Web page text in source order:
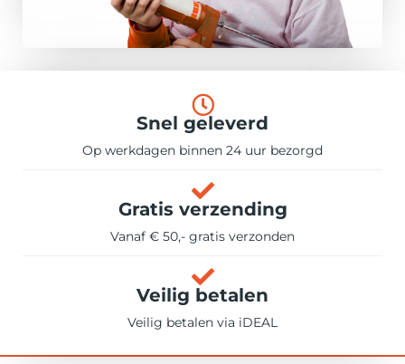
Snel geleverd
Op werkdagen binnen 24 uur bezorgd
Gratis verzending
Vanaf € 50,- gratis verzonden
Veilig betalen
Veilig betalen via iDEAL